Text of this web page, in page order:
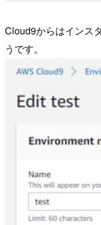
Cloud9からはインス
うです。